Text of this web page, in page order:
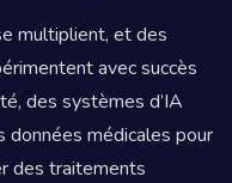
multiplient, et des
avec succès
des systèmes d’IA
données médicales pour
des traitements